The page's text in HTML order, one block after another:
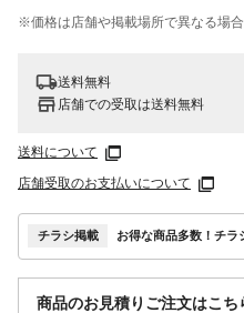
※価格は​店舗や​掲載場所で​異なる​場合
送料無料
店舗での受取は送料無料
送料について
店舗受取のお支払いについて
チラシ掲載 お得な商品多数！チラ
商品のお見積りご注文はこち